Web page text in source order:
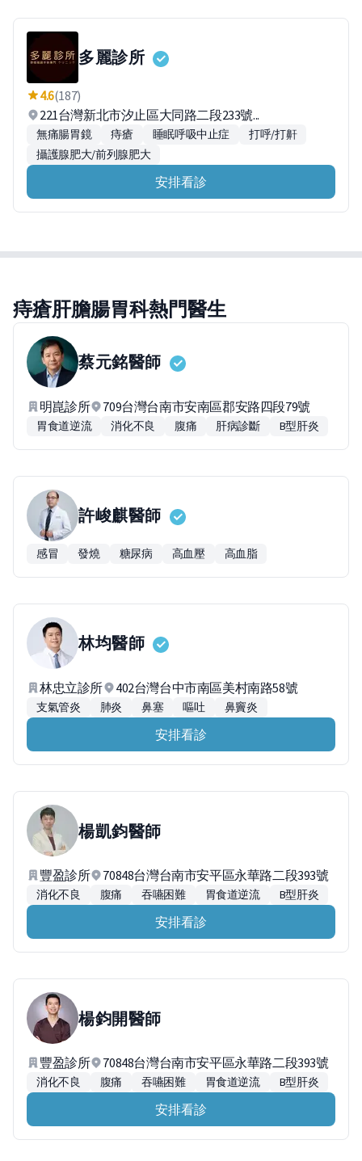
多麗診所
4.6(187)
221台灣新北市汐止區大同路二段233號...
無痛腸胃鏡 痔瘡 睡眠呼吸中止症
打呼/打鼾
攝護腺肥大/前列腺肥大
安排看診
痔瘡肝膽腸胃科熱門醫生
蔡元銘醫師
明崑診所 709台灣台南市安南區郡安路四段79號
胃食道逆流 消化不良 腹痛 肝病診斷 B型肝炎
許峻麒醫師
感冒 發燒 糖尿病 高血壓 高血脂
林均醫師
林忠立診所 402台灣台中市南區美村南路58號
支氣管炎 肺炎 鼻塞 嘔吐 鼻竇炎
安排看診
楊凱鈞醫師
豐盈診所 70848台灣台南市安平區永華路二段393號
消化不良 腹痛 吞嚥困難 胃食道逆流 B型肝炎
安排看診
楊鈞開醫師
豐盈診所 70848台灣台南市安平區永華路二段393號
消化不良 腹痛 吞嚥困難 胃食道逆流 B型肝炎
安排看診